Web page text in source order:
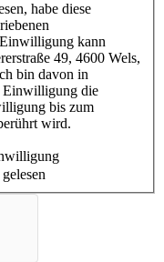
habe diese
kann
49, 4600 Wels,
bin davon in
Einwilligung die
bis zum
wird.